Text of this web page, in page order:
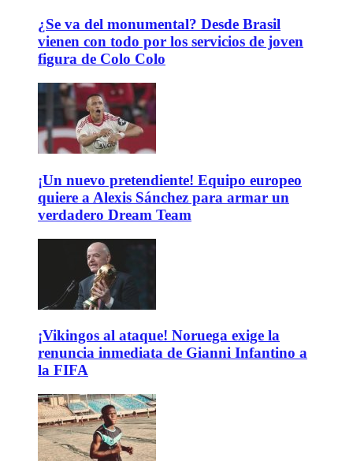
¿Se va del monumental? Desde Brasil
vienen con todo por los servicios de joven
figura de Colo Colo
¡Un nuevo pretendiente! Equipo europeo
quiere a Alexis Sánchez para armar un
verdadero Dream Team
¡Vikingos al ataque! Noruega exige la
renuncia inmediata de Gianni Infantino a
la FIFA